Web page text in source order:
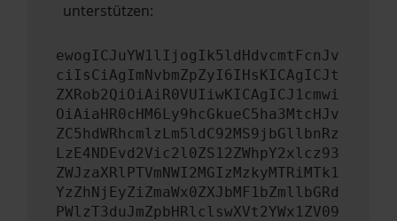
unterstützen:
ewogICJuYW1lIjogIk5ldHdvcmtFcnJv
ciIsCiAgImNvbmZpZyI6IHsKICAgICJt
ZXRob2QiOiAiR0VUIiwKICAgICJ1cmwi
OiAiaHR0cHM6Ly9hcGkueC5ha3MtcHJv
ZC5hdWRhcmlzLm5ldC92MS9jbGllbnRz
LzE4NDEvd2Vic2l0ZS12ZWhpY2xlcz93
ZWJzaXRlPTVmNWI2MGIzMzkyMTRiMTk1
YzZhNjEyZiZmaWx0ZXJbMF1bZmllbGRd
PWlzT3duJmZpbHRlclswXVt2YWx1ZV09